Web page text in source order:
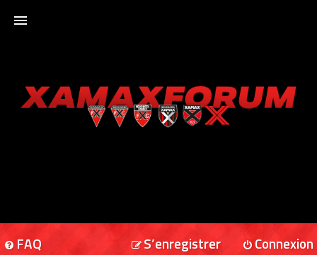
XAMAXFORUM
FAQ Connexion
S’enregistrer